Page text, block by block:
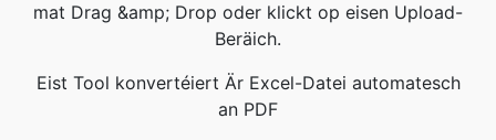
mat Drag &amp; Drop oder klickt op eisen Upload-
Beräich.
Eist Tool konvertéiert Är Excel-Datei automatesch
an PDF